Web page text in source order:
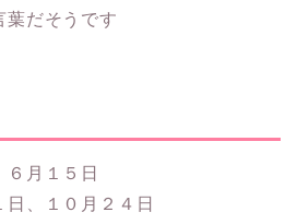
葉だそうです
６月１５日
日、１０月２４日